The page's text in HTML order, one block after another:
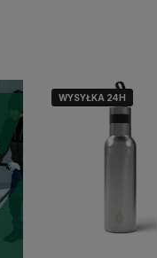
WYSYŁKA 24H
WYSYŁKA 24H